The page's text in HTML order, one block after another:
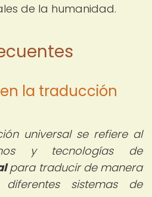
de la humanidad.
en la traducción
universal se refiere al
y tecnologías de
para traducir de manera
sistemas de